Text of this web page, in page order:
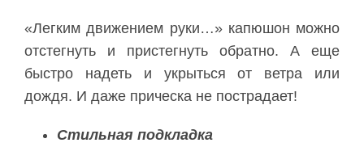
«Легким движением руки…» капюшон можно
отстегнуть и пристегнуть обратно. А еще
быстро надеть и укрыться от ветра или
дождя. И даже прическа не пострадает!
Стильная подкладка